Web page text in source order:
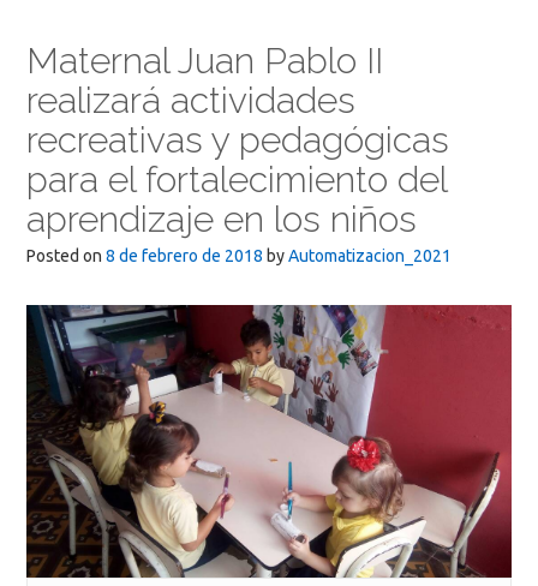
Maternal Juan Pablo II
realizará actividades
recreativas y pedagógicas
para el fortalecimiento del
aprendizaje en los niños
Posted on 8 de febrero de 2018 byAutomatizacion_2021